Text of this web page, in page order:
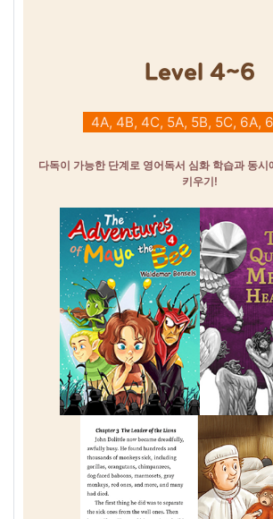
Level 4~6
4A, 4B, 4C, 5A, 5B, 5C, 6A,
다독이 가능한 단계로 영어독서 심화 학습과 동시
키우기!